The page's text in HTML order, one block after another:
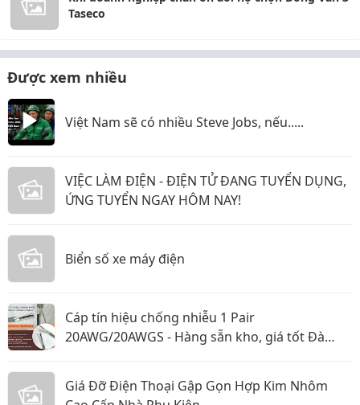
Taseco
Được xem nhiều
Việt Nam sẽ có nhiều Steve Jobs, nếu.....
VIỆC LÀM ĐIỆN - ĐIỆN TỬ ĐANG TUYỂN DỤNG,
ỨNG TUYỂN NGAY HÔM NAY!
Biển số xe máy điện
Cáp tín hiệu chống nhiễu 1 Pair
20AWG/20AWGS - Hàng sẵn kho, giá tốt Đà
Giá Đỡ Điện Thoại Gập Gọn Hợp Kim Nhôm